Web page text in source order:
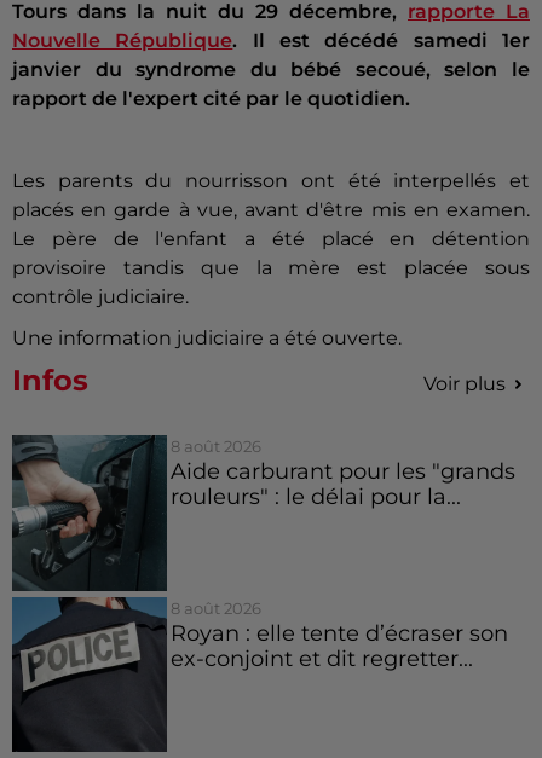
Tours dans la nuit du 29 décembre, rapporte La
Nouvelle République. Il est décédé samedi 1er
janvier du syndrome du bébé secoué, selon le
rapport de l'expert cité par le quotidien.
Les parents du nourrisson ont été interpellés et
placés en garde à vue, avant d'être mis en examen.
Le père de l'enfant a été placé en détention
provisoire tandis que la mère est placée sous
contrôle judiciaire.
Une information judiciaire a été ouverte.
Infos Voir plus
8 août 2026
Aide carburant pour les "grands
rouleurs" : le délai pour la...
8 août 2026
Royan : elle tente d’écraser son
ex-conjoint et dit regretter...